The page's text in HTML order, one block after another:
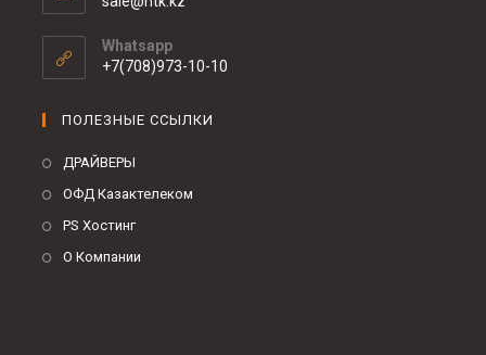
Whatsapp
+7(708)973-10-10
ПОЛЕЗНЫЕ ССЫЛКИ
ДРАЙВЕРЫ
ОФД Казактелеком
PS Хостинг
О Компании